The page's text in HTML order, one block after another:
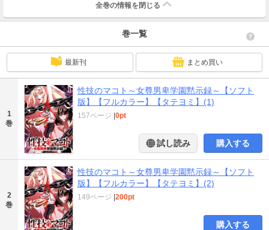
全巻の情報を 閉じる
巻一覧
最新刊 まとめ買い
1
巻
性技のマコト～女尊男卑学園黙示録～【ソフト
版】【フルカラー】【タテヨミ】(1)
157ページ |0pt
試し読み 購入する
2
巻
性技のマコト～女尊男卑学園黙示録～【ソフト
版】【フルカラー】【タテヨミ】(2)
149ページ |200pt
購入する